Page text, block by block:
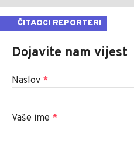
ČITAOCI REPORTERI
Dojavite nam vijest
Naslov *
Vaše ime *